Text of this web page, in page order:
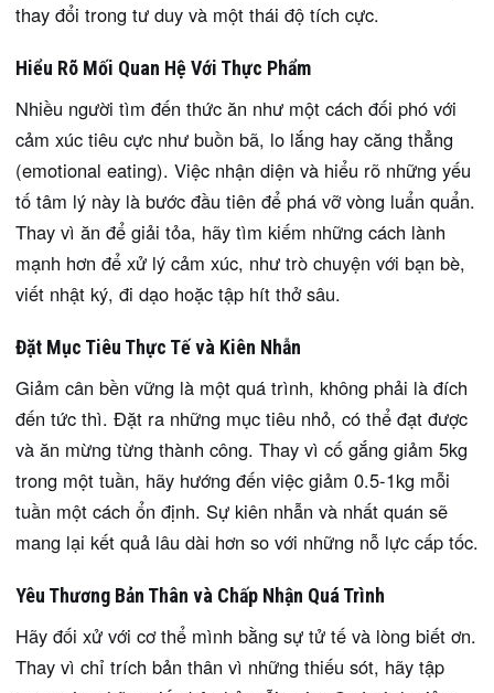
thay đổi trong tư duy và một thái độ tích cực.
Hiểu Rõ Mối Quan Hệ Với Thực Phẩm
Nhiều người tìm đến thức ăn như một cách đối phó với
cảm xúc tiêu cực như buồn bã, lo lắng hay căng thẳng
(emotional eating). Việc nhận diện và hiểu rõ những yếu
tố tâm lý này là bước đầu tiên để phá vỡ vòng luẩn quẩn.
Thay vì ăn để giải tỏa, hãy tìm kiếm những cách lành
mạnh hơn để xử lý cảm xúc, như trò chuyện với bạn bè,
viết nhật ký, đi dạo hoặc tập hít thở sâu.
Đặt Mục Tiêu Thực Tế và Kiên Nhẫn
Giảm cân bền vững là một quá trình, không phải là đích
đến tức thì. Đặt ra những mục tiêu nhỏ, có thể đạt được
và ăn mừng từng thành công. Thay vì cố gắng giảm 5kg
trong một tuần, hãy hướng đến việc giảm 0.5-1kg mỗi
tuần một cách ổn định. Sự kiên nhẫn và nhất quán sẽ
mang lại kết quả lâu dài hơn so với những nỗ lực cấp tốc.
Yêu Thương Bản Thân và Chấp Nhận Quá Trình
Hãy đối xử với cơ thể mình bằng sự tử tế và lòng biết ơn.
Thay vì chỉ trích bản thân vì những thiếu sót, hãy tập